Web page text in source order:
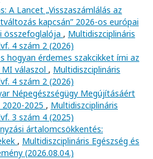
A Lancet „Visszaszámlálás az
kapcsán” 2026-os európai
összefoglalója , Multidiszciplináris
4 szám 2 (2026)
hogyan érdemes szakcikket írni az
válaszol , Multidiszciplináris
4 szám 2 (2026)
Népegészségügy Megújításáért
2025 , Multidiszciplináris
3 szám 4 (2025)
ártalomcsökkentés:
, Multidiszciplináris Egészség és
(2026.08.04.)